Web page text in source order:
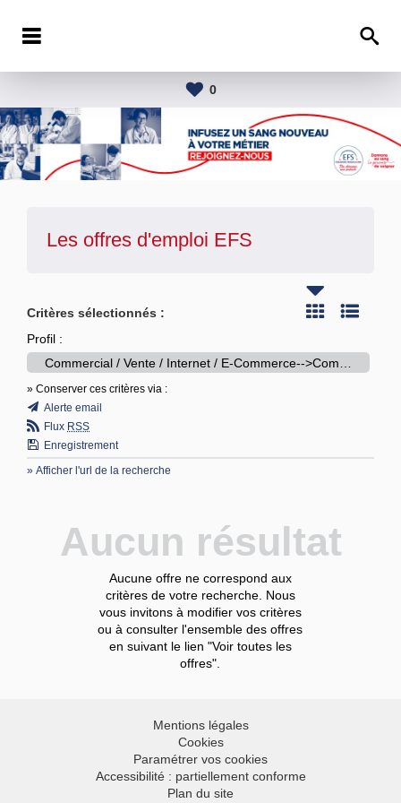
0
Les offres d'emploi EFS
Critères sélectionnés :
Profil :
» Conserver ces critères via :
Alerte email
Flux RSS
Enregistrement
» Afficher l'url de la recherche
Aucun résultat
Aucune offre ne correspond aux
critères de votre recherche. Nous
vous invitons à modifier vos critères
ou à consulter l'ensemble des offres
en suivant le lien "Voir toutes les
offres".
Mentions légales
Cookies
Paramétrer vos cookies
Accessibilité : partiellement conforme
Plan du site